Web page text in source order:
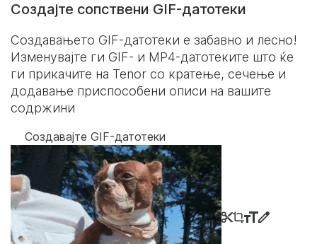
Создајте сопствени GIF-датотеки
Создавањето GIF-датотеки е забавно и лесно!
Изменувајте ги GIF- и MP4-датотеките што ќе
ги прикачите на Tenor со кратење, сечење и
додавање приспособени описи на вашите
содржини
Создавајте GIF-датотеки